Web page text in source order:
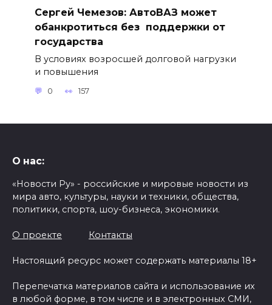
Сергей Чемезов: АвтоВАЗ может
обанкротиться без поддержки от
государства
В условиях возросшей долговой нагрузки
и повышения
0 157
О нас:
«Новости Ру» - российские и мировые новости из
мира авто, культуры, науки и техники, общества,
политики, спорта, шоу-бизнеса, экономики.
О проекте Контакты
Настоящий ресурс может содержать материалы 18+
Перепечатка материалов сайта и использование их
в любой форме, в том числе и в электронных СМИ,